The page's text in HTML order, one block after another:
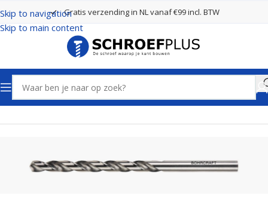
Skip to navigation
Skip to main content
Gratis verzending in NL vanaf €99 incl. BTW
Home Boren Spiraalboren